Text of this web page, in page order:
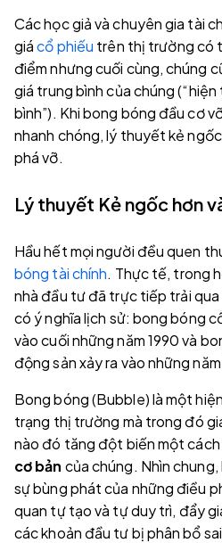
Các học giả và chuyên gia tài
giácổ phiếu trên thị trường có
điểm nhưng cuối cùng, chúng
giá trung bình của chúng
bình”). Khi bong bóng đầu cơ
nhanh chóng, lý thuyết kẻ
phá vỡ.
Lý thuyết Kẻ ngốc hơn
Hầu hết mọi người đều quen
bóng tài chính. Thực tế, trong
nhà đầu tư đã trực tiếp trải
có ý nghĩa lịch sử: bong bóng
vào cuối những năm 1990 và
động sản xảy ra vào những
Bong bóng (Bubble) là một
trạng thị trường mà trong đó
nào đó tăng đột biến một cách
cơ bản của chúng. Nhìn
sự bùng phát của những điều
quan tự tạo và tự duy trì, đẩy
các khoản đầu tư bị phân bổ